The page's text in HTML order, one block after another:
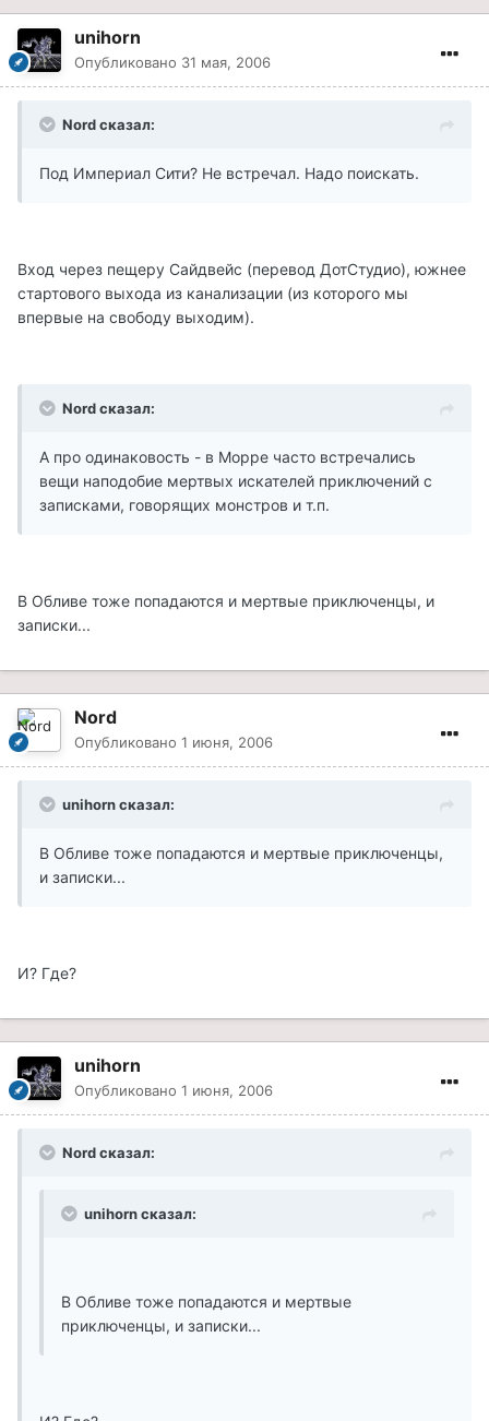
unihorn
Опубликовано 31 мая, 2006
Nord сказал:
Под Империал Сити? Не встречал. Надо поискать.
Вход через пещеру Сайдвейс (перевод ДотСтудио), южнее
стартового выхода из канализации (из которого мы
впервые на свободу выходим).
Nord сказал:
А про одинаковость - в Морре часто встречались
вещи наподобие мертвых искателей приключений с
записками, говорящих монстров и т.п.
В Обливе тоже попадаются и мертвые приключенцы, и
записки...
Nord
Опубликовано 1 июня, 2006
unihorn сказал:
В Обливе тоже попадаются и мертвые приключенцы,
и записки...
И? Где?
unihorn
Опубликовано 1 июня, 2006
Nord сказал:
unihorn сказал:
В Обливе тоже попадаются и мертвые
приключенцы, и записки...